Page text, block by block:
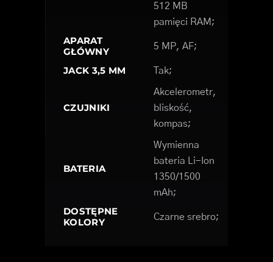
512 MB
pamięci RAM;
APARAT
GŁÓWNY
5 MP, AF;
JACK 3,5 MM Tak;
CZUJNIKI
Akcelerometr,
bliskość,
kompas;
BATERIA
Wymienna
bateria Li-Ion
1350/1500
mAh;
DOSTĘPNE
KOLORY
Czarne srebro;